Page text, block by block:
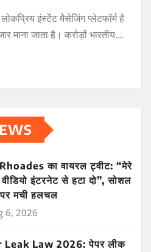
इंस्टेंट मैसेजिंग प्लेटफॉर्म है
माना जाता है। करोड़ों भारतीय…
का वायरल ट्वीट: “मेरे
इंटरनेट से हटा दो”, सोशल
पर मची हलचल
6, 2026
Leak Law 2026: पेपर लीक